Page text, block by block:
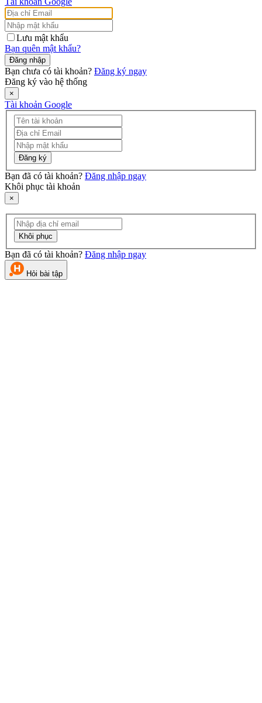
Lưu mật khẩu
Bạn quên mật khẩu?
Đăng nhập
Bạn chưa có tài khoản? Đăng ký ngay
Đăng ký vào hệ thống
×
Tài khoản Google
Đăng ký
Bạn đã có tài khoản? Đăng nhập ngay
Khôi phục tài khoản
×
Khôi phục
Bạn đã có tài khoản? Đăng nhập ngay
Hỏi bài tập